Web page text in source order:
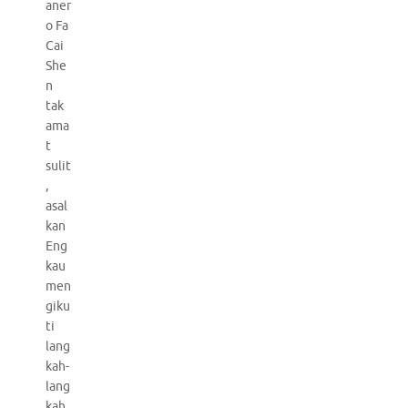
aner
o Fa
Cai
She
n
tak
ama
t
sulit
,
asal
kan
Eng
kau
men
giku
ti
lang
kah-
lang